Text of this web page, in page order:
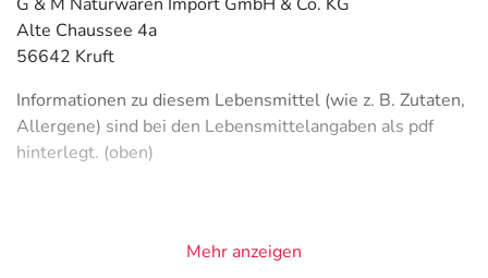
Alte Chaussee 4a
56642 Kruft
Informationen zu diesem Lebensmittel (wie z. B. Zutaten,
Allergene) sind bei den Lebensmittelangaben als pdf
hinterlegt. (oben)
Mehr anzeigen